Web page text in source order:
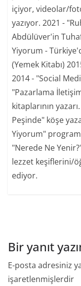
içiyor, videolar/
yazıyor. 2021 -
Abdülüver'in
Yiyorum -
(Yemek Kitabı)
2014 - "Social
"Pazarlama
kitaplarının
Peşinde" köşe
Yiyorum"
"Nerede Ne
lezzet keşiflerini/
ediyor.
Bir yanıt
E-posta adresiniz
işaretlenmişlerdir